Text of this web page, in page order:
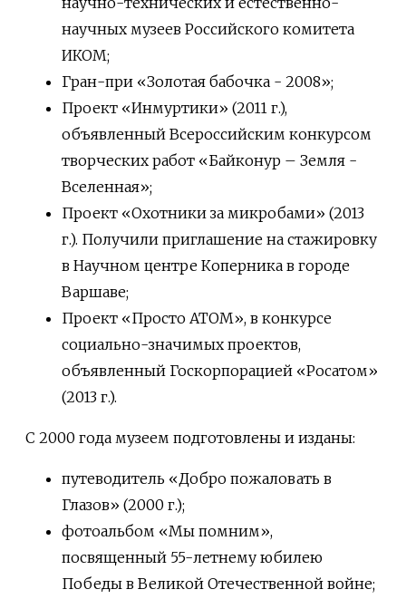
научных музеев Российского комитета
ИКОМ;
Гран-при «Золотая бабочка - 2008»;
Проект «Инмуртики» (2011 г.),
объявленный Всероссийским конкурсом
творческих работ «Байконур – Земля -
Вселенная»;
Проект «Охотники за микробами» (2013
г.). Получили приглашение на стажировку
в Научном центре Коперника в городе
Варшаве;
Проект «Просто АТОМ», в конкурсе
социально-значимых проектов,
объявленный Госкорпорацией «Росатом»
(2013 г.).
С 2000 года музеем подготовлены и изданы:
путеводитель «Добро пожаловать в
Глазов» (2000 г.);
фотоальбом «Мы помним»,
посвященный 55-летнему юбилею
Победы в Великой Отечественной войне;